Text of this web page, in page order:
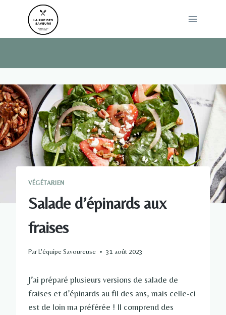
VÉGÉTARIEN
Salade d’épinards aux
fraises
ParL'équipe Savoureuse 31 août 2023
J’ai préparé plusieurs versions de salade de
fraises et d’épinards au fil des ans, mais celle-ci
est de loin ma préférée ! Il comprend des